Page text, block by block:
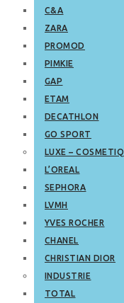
C&A
ZARA
PROMOD
PIMKIE
GAP
ETAM
DECATHLON
GO SPORT
LUXE –
L’OREAL
SEPHORA
LVMH
YVES ROCHER
CHANEL
CHRISTIAN DIOR
INDUSTRIE
TOTAL